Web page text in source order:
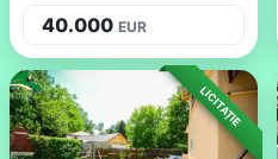
40.000 EUR
LICITAȚIE